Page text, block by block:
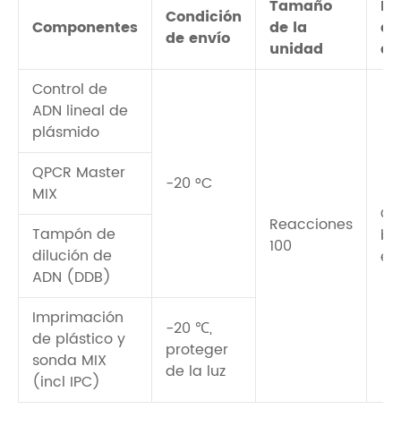
Componentes
Condición
de envío
Tamaño
de la
unidad
de
Control de
ADN lineal de
plásmido
-20 °C
Reacciones
100
QPCR Master
MIX
Tampón de
dilución de
ADN (DDB)
Imprimación
de plástico y
sonda MIX
(incl IPC)
-20 ℃,
proteger
de la luz